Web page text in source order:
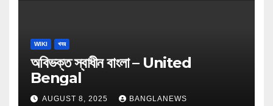
WIKI খবর
অবিভক্ত স্বাধীন বাংলা – United
Bengal
AUGUST 8, 2025 BANGLANEWS